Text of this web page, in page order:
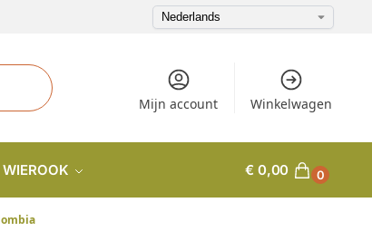
Mijn account Winkelwagen
WIEROOK € 0,00 0